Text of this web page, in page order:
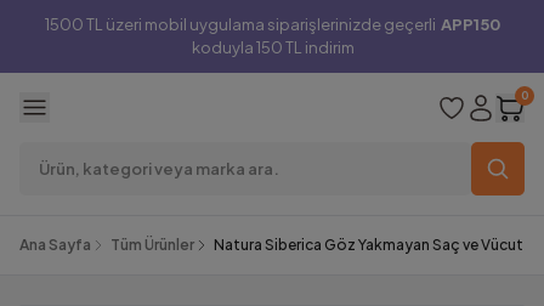
1500 TL üzeri mobil uygulama siparişlerinizde geçerli APP150
koduyla 150 TL indirim
0
Ana Sayfa Tüm Ürünler Natura Siberica Göz Yakmayan Saç ve Vücut